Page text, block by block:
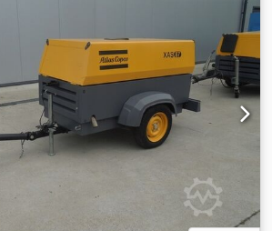
48 585 PLN Nedan finns en länk till en
i drift. Crjdpstyk Svjfx Adpsf